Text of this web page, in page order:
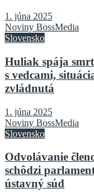
1. júna 2025
Noviny BossMedia
Slovensko
Huliak spája
s vedcami,
zvládnutá
1. júna 2025
Noviny BossMedia
Slovensko
Odvolávanie
schôdzi
ústavný súd